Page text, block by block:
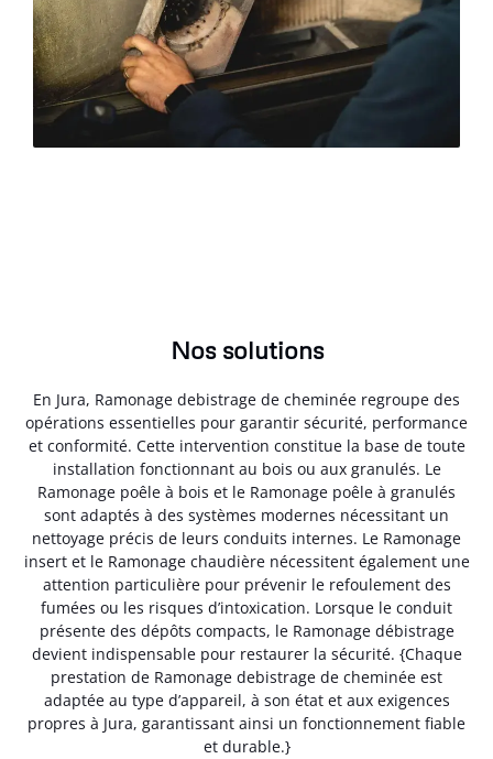
Nos solutions
En Jura, Ramonage debistrage de cheminée regroupe des
opérations essentielles pour garantir sécurité, performance
et conformité. Cette intervention constitue la base de toute
installation fonctionnant au bois ou aux granulés. Le
Ramonage poêle à bois et le Ramonage poêle à granulés
sont adaptés à des systèmes modernes nécessitant un
nettoyage précis de leurs conduits internes. Le Ramonage
insert et le Ramonage chaudière nécessitent également une
attention particulière pour prévenir le refoulement des
fumées ou les risques d’intoxication. Lorsque le conduit
présente des dépôts compacts, le Ramonage débistrage
devient indispensable pour restaurer la sécurité. {Chaque
prestation de Ramonage debistrage de cheminée est
adaptée au type d’appareil, à son état et aux exigences
propres à Jura, garantissant ainsi un fonctionnement fiable
et durable.}